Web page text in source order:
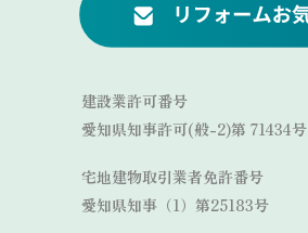
建設業許可番号
愛知県知事許可(般-2)第 71434号
宅地建物取引業者免許番号
愛知県知事（1）第25183号